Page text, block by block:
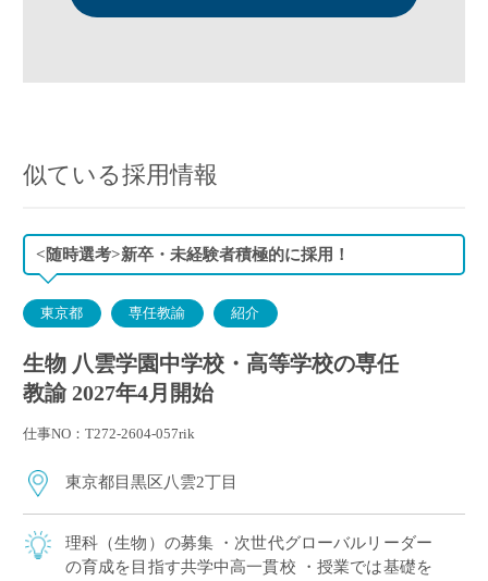
似ている採用情報
<随時選考>新卒・未経験者積極的に採用！
東京都 専任教諭 紹介
生物 八雲学園中学校・高等学校の専任
教諭 2027年4月開始
仕事NO：T272-2604-057rik
東京都目黒区八雲2丁目
理科（生物）の募集 ・次世代グローバルリーダー
の育成を目指す共学中高一貫校 ・授業では基礎を